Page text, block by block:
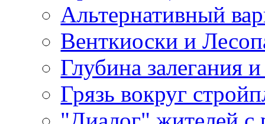
Альтернативный
Венткиоски и
Глубина залегания
Грязь вокруг